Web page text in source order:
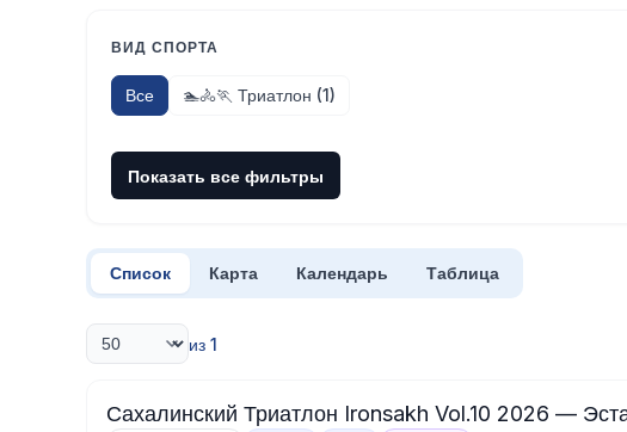
ВИД СПОРТА
Все 🏊🚴🏃 Триатлон (1)
Показать все фильтры
Список Карта Календарь Таблица
из 1
Сахалинский Триатлон Ironsakh Vol.10 2026 —